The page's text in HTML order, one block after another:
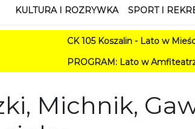
KULTURA I ROZRYWKA SPORT I
CK 105 Koszalin - Lato w Mieście
PROGRAM: Lato w Amfiteatrze 2026.
Michnik,